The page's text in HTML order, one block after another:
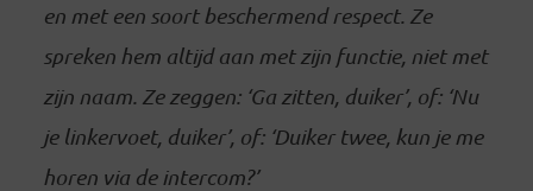
en met een soort beschermend respect. Ze
spreken hem altijd aan met zijn functie, niet met
zijn naam. Ze zeggen: ‘Ga zitten, duiker’, of: ‘Nu
je linkervoet, duiker’, of: ‘Duiker twee, kun je me
horen via de intercom?’